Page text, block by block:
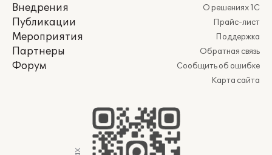
Внедрения
Публикации
Мероприятия
Партнеры
Форум
О решениях 1С
Прайс-лист
Поддержка
Обратная связь
Сообщить об ошибке
Карта сайта